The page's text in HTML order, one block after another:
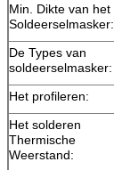
Min. Dikte van het
Soldeerselmasker:
De Types van
soldeerselmasker:
Het profileren:
Het solderen
Thermische
Weerstand: